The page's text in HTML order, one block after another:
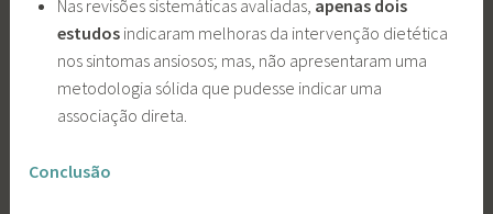
Nas revisões sistemáticas avaliadas, apenas dois
estudos indicaram melhoras da intervenção dietética
nos sintomas ansiosos; mas, não apresentaram uma
metodologia sólida que pudesse indicar uma
associação direta.
Conclusão